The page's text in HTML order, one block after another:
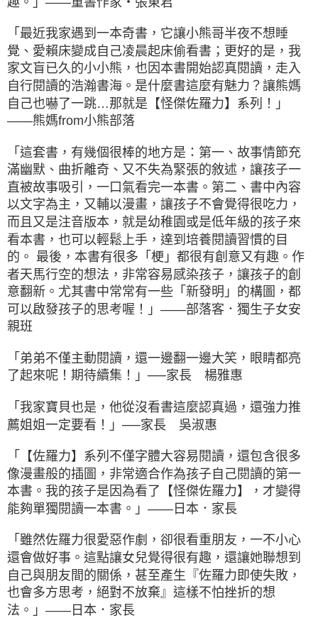
「最近我家遇到一本奇書，它讓小熊哥半夜不想睡
覺、愛賴床變成自己凌晨起床偷看書；更好的是，我
家文盲已久的小小熊，也因本書開始認真閱讀，走入
自行閱讀的浩瀚書海。是什麼書這麼有魅力？讓熊媽
自己也嚇了一跳…那就是【怪傑佐羅力】系列！」
——熊媽from小熊部落
「這套書，有幾個很棒的地方是：第一、故事情節充
滿幽默、曲折離奇、又不失為緊張的敘述，讓孩子一
直被故事吸引，一口氣看完一本書。第二、書中內容
以文字為主，又輔以漫畫，讓孩子不會覺得很吃力，
而且又是注音版本，就是幼稚園或是低年級的孩子來
看本書，也可以輕鬆上手，達到培養閱讀習慣的目
的。 最後，本書有很多「梗」都很有創意又有趣。作
者天馬行空的想法，非常容易感染孩子，讓孩子的創
意翻新。尤其書中常常有一些「新發明」的構圖，都
可以啟發孩子的思考喔！」——部落客．獨生子女安
親班
「弟弟不僅主動閱讀，還一邊翻一邊大笑，眼睛都亮
了起來呢！期待續集！」──家長 楊雅惠
「我家寶貝也是，他從沒看書這麼認真過，還強力推
薦姐姐一定要看！」──家長 吳淑惠
「【佐羅力】系列不僅字體大容易閱讀，還包含很多
像漫畫般的插圖，非常適合作為孩子自己閱讀的第一
本書。我的孩子是因為看了【怪傑佐羅力】，才變得
能夠單獨閱讀一本書。」——日本．家長
「雖然佐羅力很愛惡作劇，卻很看重朋友，一不小心
還會做好事。這點讓女兒覺得很有趣，還讓她聯想到
自己與朋友間的關係，甚至產生『佐羅力即使失敗，
也會多方思考，絕對不放棄』這樣不怕挫折的想
法。」——日本．家長